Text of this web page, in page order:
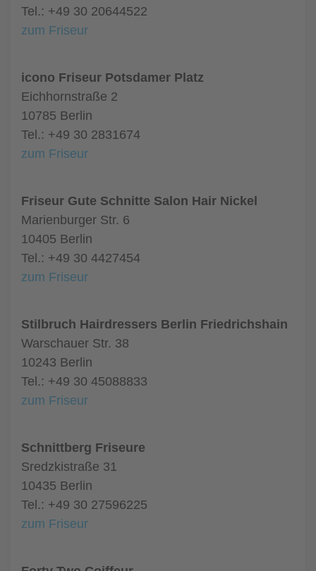
Tel.: +49 30 20644522
zum Friseur
icono Friseur Potsdamer Platz
Eichhornstraße 2
10785 Berlin
Tel.: +49 30 2831674
zum Friseur
Friseur Gute Schnitte Salon Hair Nickel
Marienburger Str. 6
10405 Berlin
Tel.: +49 30 4427454
zum Friseur
Stilbruch Hairdressers Berlin Friedrichshain
Warschauer Str. 38
10243 Berlin
Tel.: +49 30 45088833
zum Friseur
Schnittberg Friseure
Sredzkistraße 31
10435 Berlin
Tel.: +49 30 27596225
zum Friseur